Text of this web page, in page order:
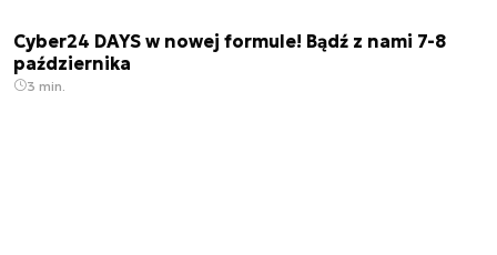
Cyber24 DAYS w nowej formule! Bądź z nami 7-8
października
3 min.